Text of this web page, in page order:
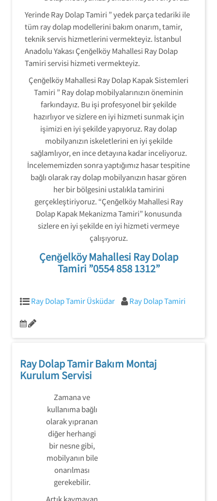
Yerinde Ray Dolap Tamiri ” yedek parça tedariki ile
tüm ray dolap modellerini bakım onarım, tamir,
teknik servis hizmetlerini vermekteyiz. İstanbul
Anadolu Yakası Çenğelköy Mahallesi Ray Dolap
Tamiri servisi hizmeti vermekteyiz.
Çenğelköy Mahallesi Ray Dolap Kapak Sistemleri
Tamiri ” Ray dolap mobilyalarınızın öneminin
farkındayız. Bu işi profesyonel bir şekilde
hazırlıyor ve sizlere en iyi hizmeti sunmak için
işimizi en iyi şekilde yapıyoruz. Ray dolap
mobilyanızın iskeletlerini en iyi şekilde
sağlamlıyor, en ince detayına kadar inceliyoruz.
İncelememizden sonra yaptığımız hasar tespitine
bağlı olarak ray dolap mobilyanızın hasar gören
her bir bölgesini ustalıkla tamirini
gerçekleştiriyoruz. “Çenğelköy Mahallesi Ray
Dolap Kapak Mekanizma Tamiri” konusunda
sizlere en iyi şekilde en iyi hizmeti vermeye
çalışıyoruz.
Çenğelköy Mahallesi Ray Dolap
Tamiri ”0554 858 1312”
Ray Dolap Tamir Üsküdar Ray Dolap Tamiri
Ray Dolap Tamir Bakım Montaj
Kurulum Servisi
Zamana ve
kullanıma bağlı
olarak yıpranan
diğer herhangi
bir nesne gibi,
mobilyanın bile
onarılması
gerekebilir.
Artık kaymayan